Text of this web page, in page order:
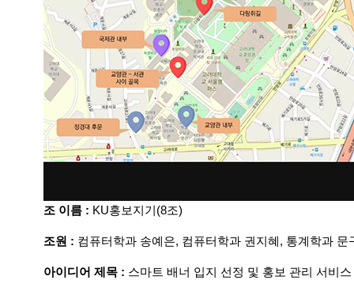
조 이름 : KU홍보지기(8조)
조원 : 컴퓨터학과 송예은, 컴퓨터학과 권지혜, 통계학과 문
아이디어 제목 : 스마트 배너 입지 선정 및 홍보 관리 서비